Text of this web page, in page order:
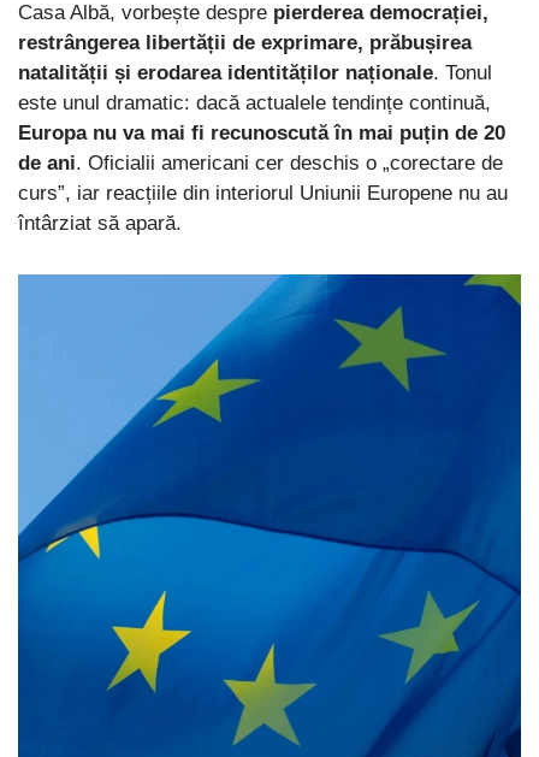
Casa Albă, vorbește despre pierderea democrației,
restrângerea libertății de exprimare, prăbușirea
natalității și erodarea identităților naționale. Tonul
este unul dramatic: dacă actualele tendințe continuă,
Europa nu va mai fi recunoscută în mai puțin de 20
de ani. Oficialii americani cer deschis o „corectare de
curs”, iar reacțiile din interiorul Uniunii Europene nu au
întârziat să apară.